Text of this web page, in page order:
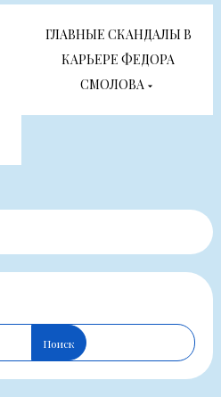
ГЛАВНЫЕ СКАНДАЛЫ В
КАРЬЕРЕ ФЕДОРА
СМОЛОВА
Поиск